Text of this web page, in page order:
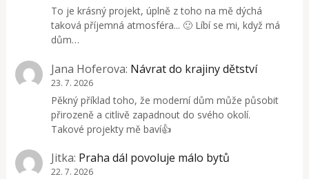
To je krásný projekt, úplně z toho na mě dýchá
taková příjemná atmosféra... 🙂 Líbí se mi, když má
dům…
Jana Hoferova: Návrat do krajiny dětství
23. 7. 2026
Pěkný příklad toho, že moderní dům může působit
přirozeně a citlivě zapadnout do svého okolí.
Takové projekty mě baví👍
Jitka: Praha dál povoluje málo bytů
22. 7. 2026